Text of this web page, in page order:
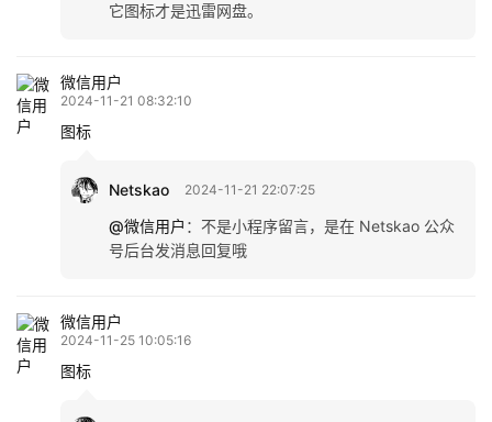
它图标才是迅雷网盘。
微信用户
2024-11-21 08:32:10
图标
Netskao 2024-11-21 22:07:25
@微信用户 ： 不是小程序留言，是在 Netskao 公众
号后台发消息回复哦
微信用户
2024-11-25 10:05:16
图标